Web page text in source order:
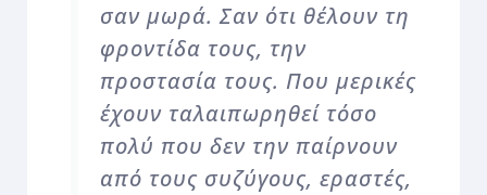
σαν μωρά. Σαν ότι θέλουν τη
φροντίδα τους, την
προστασία τους. Που μερικές
έχουν ταλαιπωρηθεί τόσο
πολύ που δεν την παίρνουν
από τους συζύγους, εραστές,